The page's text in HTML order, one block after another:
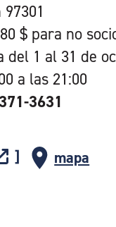
$ para no
del 1 al 31 de
a las 21:00
3631
mapa